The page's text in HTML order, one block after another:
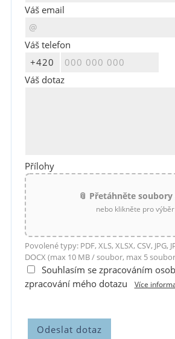
Váš email
Váš telefon
Váš dotaz
Přílohy
📎 Přetáhněte soubory
nebo klikněte pro výběr
Povolené typy: PDF, XLS, XLSX, CSV, JPG,
DOCX (max 10 MB / soubor, max 5
Souhlasím se zpracováním
zpracování mého dotazu
Více